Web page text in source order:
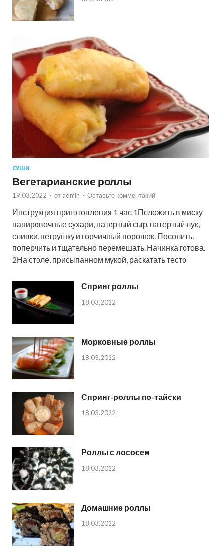
СУШИ
Вегетарианские роллы
19.03.2022 - от admin - Оставьте комментарий
Инструкция приготовления 1 час 1Положить в миску
панировочные сухари, натертый сыр, натертый лук,
сливки, петрушку и горчичный порошок. Посолить,
поперчить и тщательно перемешать. Начинка готова.
2На столе, присыпанном мукой, раскатать тесто
Спринг роллы
18.03.2022
Морковные роллы
18.03.2022
Спринг-роллы по-тайски
18.03.2022
Роллы с лососем
18.03.2022
Домашние роллы
18.03.2022